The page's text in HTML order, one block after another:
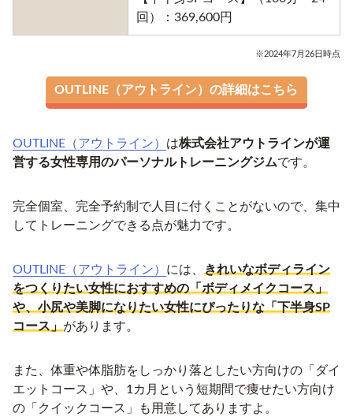
回）：369,600円
※2024年7月26日時点
OUTLINE（アウトライン）の詳細はこちら
OUTLINE（アウトライン） は株式会社アウトラインが運
営する女性専用のパーソナルトレーニングジムです。
完全個室、完全予約制で人目に付くことがないので、集中
してトレーニングできる点が魅力です。
OUTLINE（アウトライン） には、 きれいなボディライン
をつくりたい女性におすすめの「ボディメイクコース」
や、小尻や美脚になりたい女性にぴったりな「下半身SP
コース」があります。
また、体重や体脂肪をしっかり落としたい方向けの「ダイ
エットコース」や、1カ月という短期間で痩せたい方向け
の「クイックコース」も用意してありますよ。